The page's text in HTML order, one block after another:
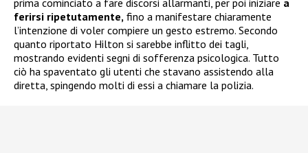
prima cominciato a fare discorsi allarmanti, per poi iniziare a
ferirsi ripetutamente, fino a manifestare chiaramente
l’intenzione di voler compiere un gesto estremo. Secondo
quanto riportato Hilton si sarebbe inflitto dei tagli,
mostrando evidenti segni di sofferenza psicologica. Tutto
ciò ha spaventato gli utenti che stavano assistendo alla
diretta, spingendo molti di essi a chiamare la polizia.